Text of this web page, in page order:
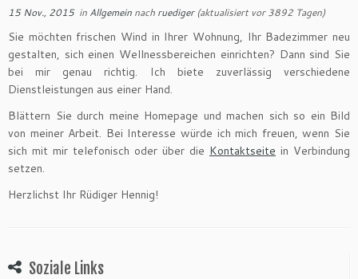
15 Nov., 2015in Allgemein nach ruediger(aktualisiert vor 3892 Tagen)
Sie möchten frischen Wind in Ihrer Wohnung, Ihr Badezimmer neu
gestalten, sich einen Wellnessbereichen einrichten? Dann sind Sie
bei mir genau richtig. Ich biete zuverlässig verschiedene
Dienstleistungen aus einer Hand.
Blättern Sie durch meine Homepage und machen sich so ein Bild
von meiner Arbeit. Bei Interesse würde ich mich freuen, wenn Sie
sich mit mir telefonisch oder über die Kontaktseite in Verbindung
setzen.
Herzlichst Ihr Rüdiger Hennig!
Soziale Links